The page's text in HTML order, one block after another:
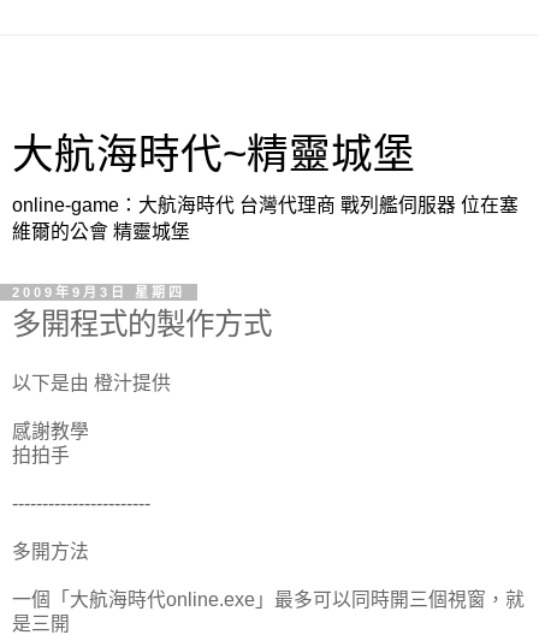
大航海時代~精靈城堡
online-game：大航海時代 台灣代理商 戰列艦伺服器 位在塞
維爾的公會 精靈城堡
2009年9月3日 星期四
多開程式的製作方式
以下是由 橙汁提供
感謝教學
拍拍手
-----------------------
多開方法
一個「大航海時代online.exe」最多可以同時開三個視窗，就
是三開